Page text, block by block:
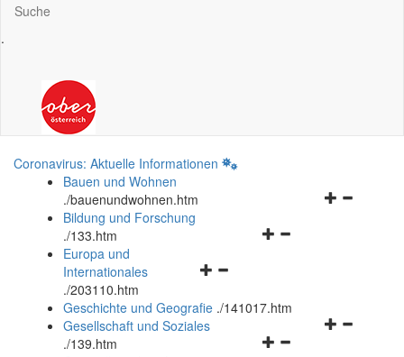
Suche
.
Coronavirus: Aktuelle Informationen
Bauen und Wohnen
./bauenundwohnen.htm
Navigationsmenü
Bildung und Forschung
./133.htm
Navigationsmenü
und
schließen
Europa und
Internationales
./203110.htm
Geschichte und Geografie ./141017.htm
Navigationsmenü
Gesellschaft und Soziales
./139.htm